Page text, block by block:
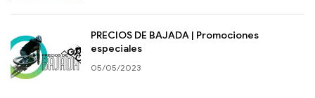
PRECIOS DE BAJADA | Promociones
especiales
05/05/2023